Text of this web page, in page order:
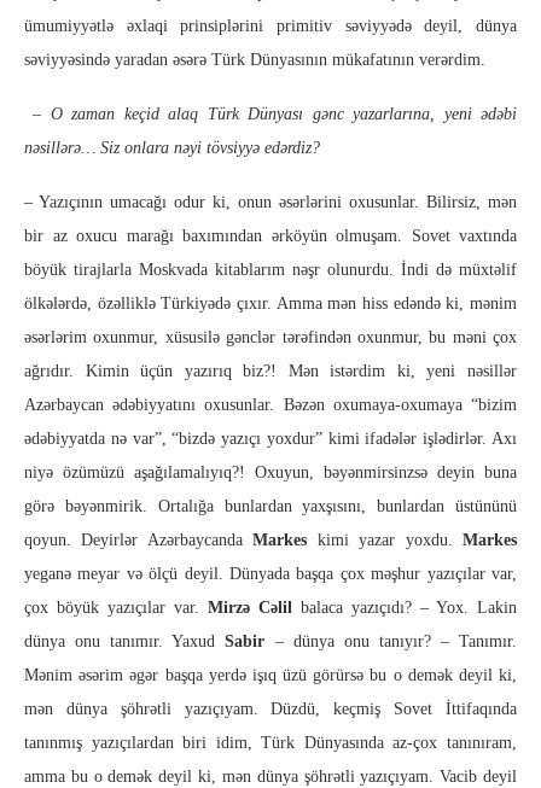
ümumiyyətlə əxlaqi prinsiplərini primitiv səviyyədə deyil, dünya
səviyyəsində yaradan əsərə Türk Dünyasının mükafatının verərdim.
– O zaman keçid alaq Türk Dünyası gənc yazarlarına, yeni ədəbi
nəsillərə… Siz onlara nəyi tövsiyyə edərdiz?
– Yazıçının umacağı odur ki, onun əsərlərini oxusunlar. Bilirsiz, mən
bir az oxucu marağı baxımından ərköyün olmuşam. Sovet vaxtında
böyük tirajlarla Moskvada kitablarım nəşr olunurdu. İndi də müxtəlif
ölkələrdə, özəlliklə Türkiyədə çıxır. Amma mən hiss edəndə ki, mənim
əsərlərim oxunmur, xüsusilə gənclər tərəfindən oxunmur, bu məni çox
ağrıdır. Kimin üçün yazırıq biz?! Mən istərdim ki, yeni nəsillər
Azərbaycan ədəbiyyatını oxusunlar. Bəzən oxumaya-oxumaya “bizim
ədəbiyyatda nə var”, “bizdə yazıçı yoxdur” kimi ifadələr işlədirlər. Axı
niyə özümüzü aşağılamalıyıq?! Oxuyun, bəyənmirsinzsə deyin buna
görə bəyənmirik. Ortalığa bunlardan yaxşısını, bunlardan üstününü
qoyun. Deyirlər AzərbaycandaMarkes kimi yazar yoxdu.Markes
yeganə meyar və ölçü deyil. Dünyada başqa çox məşhur yazıçılar var,
çox böyük yazıçılar var. Mirzə Cəlil balaca yazıçıdı? – Yox. Lakin
dünya onu tanımır. YaxudSabir – dünya onu tanıyır? – Tanımır.
Mənim əsərim əgər başqa yerdə işıq üzü görürsə bu o demək deyil ki,
mən dünya şöhrətli yazıçıyam. Düzdü, keçmiş Sovet İttifaqında
tanınmış yazıçılardan biri idim, Türk Dünyasında az-çox tanınıram,
amma bu o demək deyil ki, mən dünya şöhrətli yazıçıyam. Vacib deyil